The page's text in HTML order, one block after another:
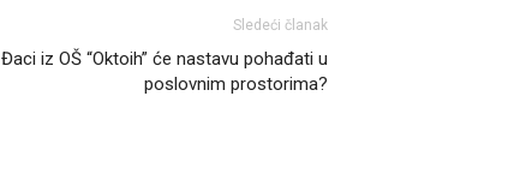
Sledeći članak
Đaci iz OŠ “Oktoih” će nastavu pohađati u
poslovnim prostorima?